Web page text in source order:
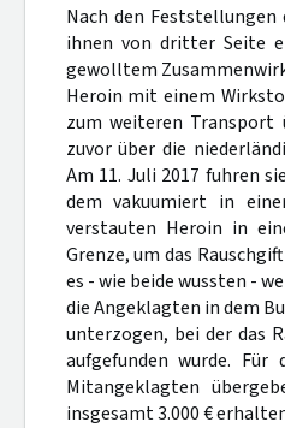
Nach den
ihnen von dritter Seite
gewolltem
Heroin mit einem
zum weiteren Transport
zuvor über die
Am 11. Juli 2017 fuhren
dem vakuumiert in
verstauten Heroin in
Grenze, um das
es - wie beide wussten -
die Angeklagten in dem
unterzogen, bei der das
aufgefunden wurde.
Mitangeklagten
insgesamt 3.000 €